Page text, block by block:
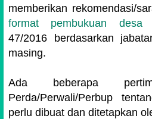
memberikan rekomendasi/
format pembukuan desa
47/2016 berdasarkan
masing.
Ada beberapa
Perda/Perwali/Perbup
perlu dibuat dan ditetapkan